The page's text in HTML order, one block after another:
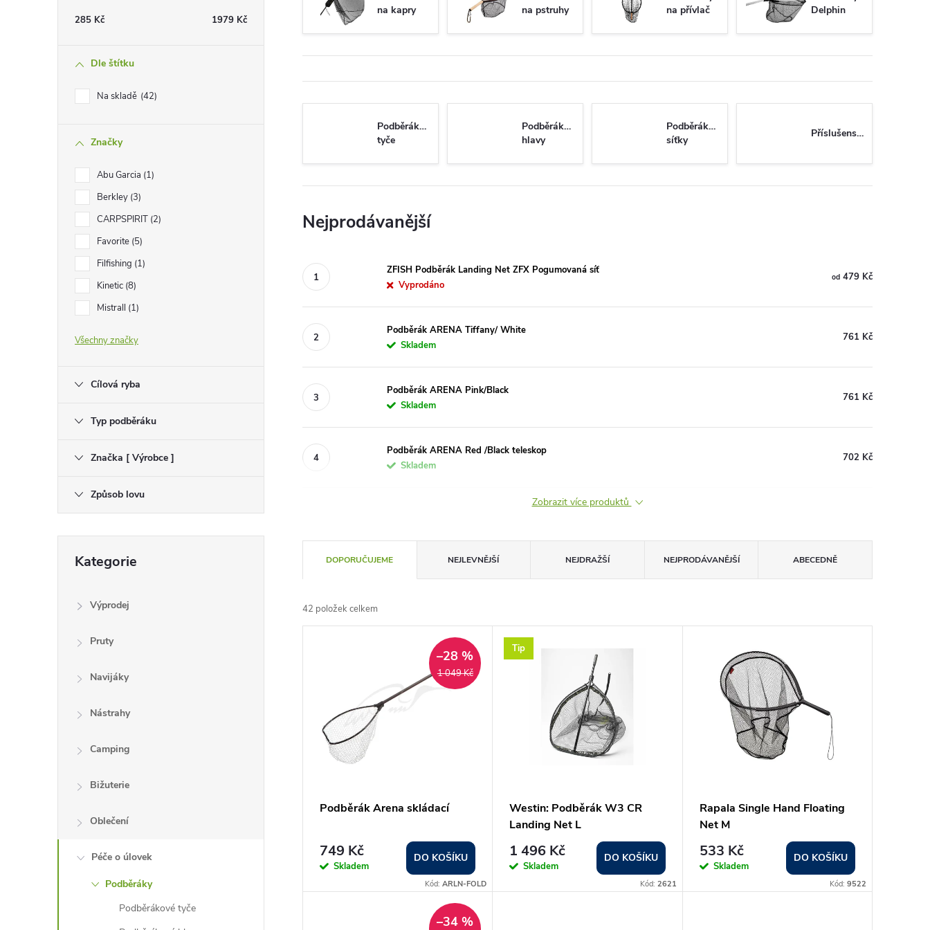
285 Kč 1979 Kč
Dle štítku
Na skladě 42
Značky
Abu Garcia 1
Berkley 3
CARPSPIRIT 2
Favorite 5
Filfishing 1
Kinetic 8
Mistrall 1
Všechny značky
Cílová ryba
Typ podběráku
Značka [ Výrobce ]
Způsob lovu
kategorie
Kategorie
Výprodej
Pruty
Navijáky
Nástrahy
Camping
Bižuterie
Oblečení
Péče o úlovek
Podběráky
Podběrákové tyče
na kapry
na pstruhy
na přívlač
Delphin
Podběrákové
tyče
Podběrákové
hlavy
Podběrákové
síťky
Příslušenství
Nejprodávanější
ZFISH Podběrák Landing Net ZFX Pogumovaná síť
Vyprodáno
od 479 Kč
Podběrák ARENA Tiffany/ White
Skladem
761 Kč
Podběrák ARENA Pink/Black
Skladem
761 Kč
Podběrák ARENA Red /Black teleskop
Skladem
702 Kč
Zobrazit více produktů
a
z
u
DOPORUČUJEME NEJLEVNĚJŠÍ NEJDRAŽŠÍ NEJPRODÁVANĚJŠÍ ABECEDNĚ
42 položek celkem
o
1 049 Kč
–28 %
Podběrák Arena skládací
749 Kč
Skladem
DO KOŠÍKU
Kód:ARLN-FOLD
Tip
Westin: Podběrák W3 CR
Landing Net L
1 496 Kč
Skladem
DO KOŠÍKU
Kód: 2621
Rapala Single Hand Floating
Net M
533 Kč
Skladem
DO KOŠÍKU
Kód: 9522
–34 %